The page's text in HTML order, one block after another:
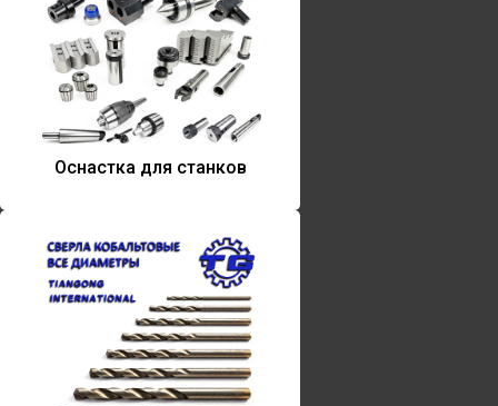
Оснастка для станков